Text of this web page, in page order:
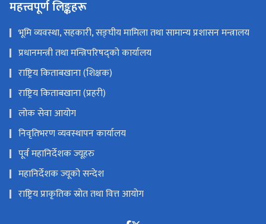
महत्त्वपूर्ण लिङ्कहरू
भूमि व्यवस्था, सहकारी, सङ्‍घीय मामिला तथा सामान्य प्रशासन मन्त्रालय
प्रधानमन्त्री तथा मन्त्रिपरिषद्को कार्यालय
राष्ट्रिय किताबखाना (शिक्षक)
राष्ट्रिय किताबखाना (प्रहरी)
लोक सेवा आयोग
निवृतिभरण व्यवस्थापन कार्यालय
पूर्व महानिर्देशक ज्यूहरु
महानिर्देशक ज्यूको सन्देश
राष्ट्रिय प्राकृतिक स्रोत तथा वित्त आयोग